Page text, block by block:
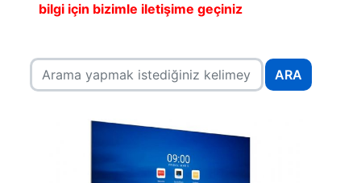
bilgi için bizimle iletişime geçiniz
ARA